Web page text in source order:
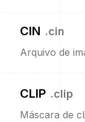
CIN .cin
Arquivo de
CLIP .clip
Máscara de